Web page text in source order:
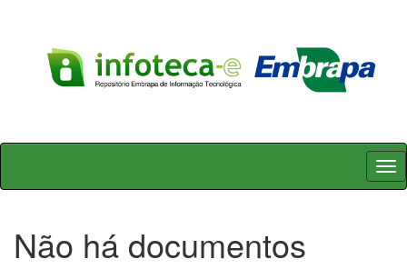
Skip
Não há documentos